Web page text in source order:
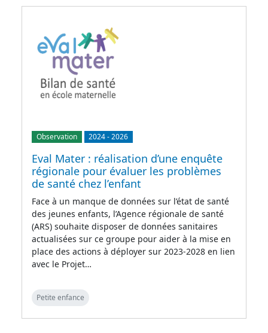
Observation 2024-2026
Eval Mater : réalisation d’une enquête
régionale pour évaluer les problèmes
de santé chez l’enfant
Face à un manque de données sur l’état de santé
des jeunes enfants, l’Agence régionale de santé
(ARS) souhaite disposer de données sanitaires
actualisées sur ce groupe pour aider à la mise en
place des actions à déployer sur 2023-2028 en lien
avec le Projet…
Petite enfance